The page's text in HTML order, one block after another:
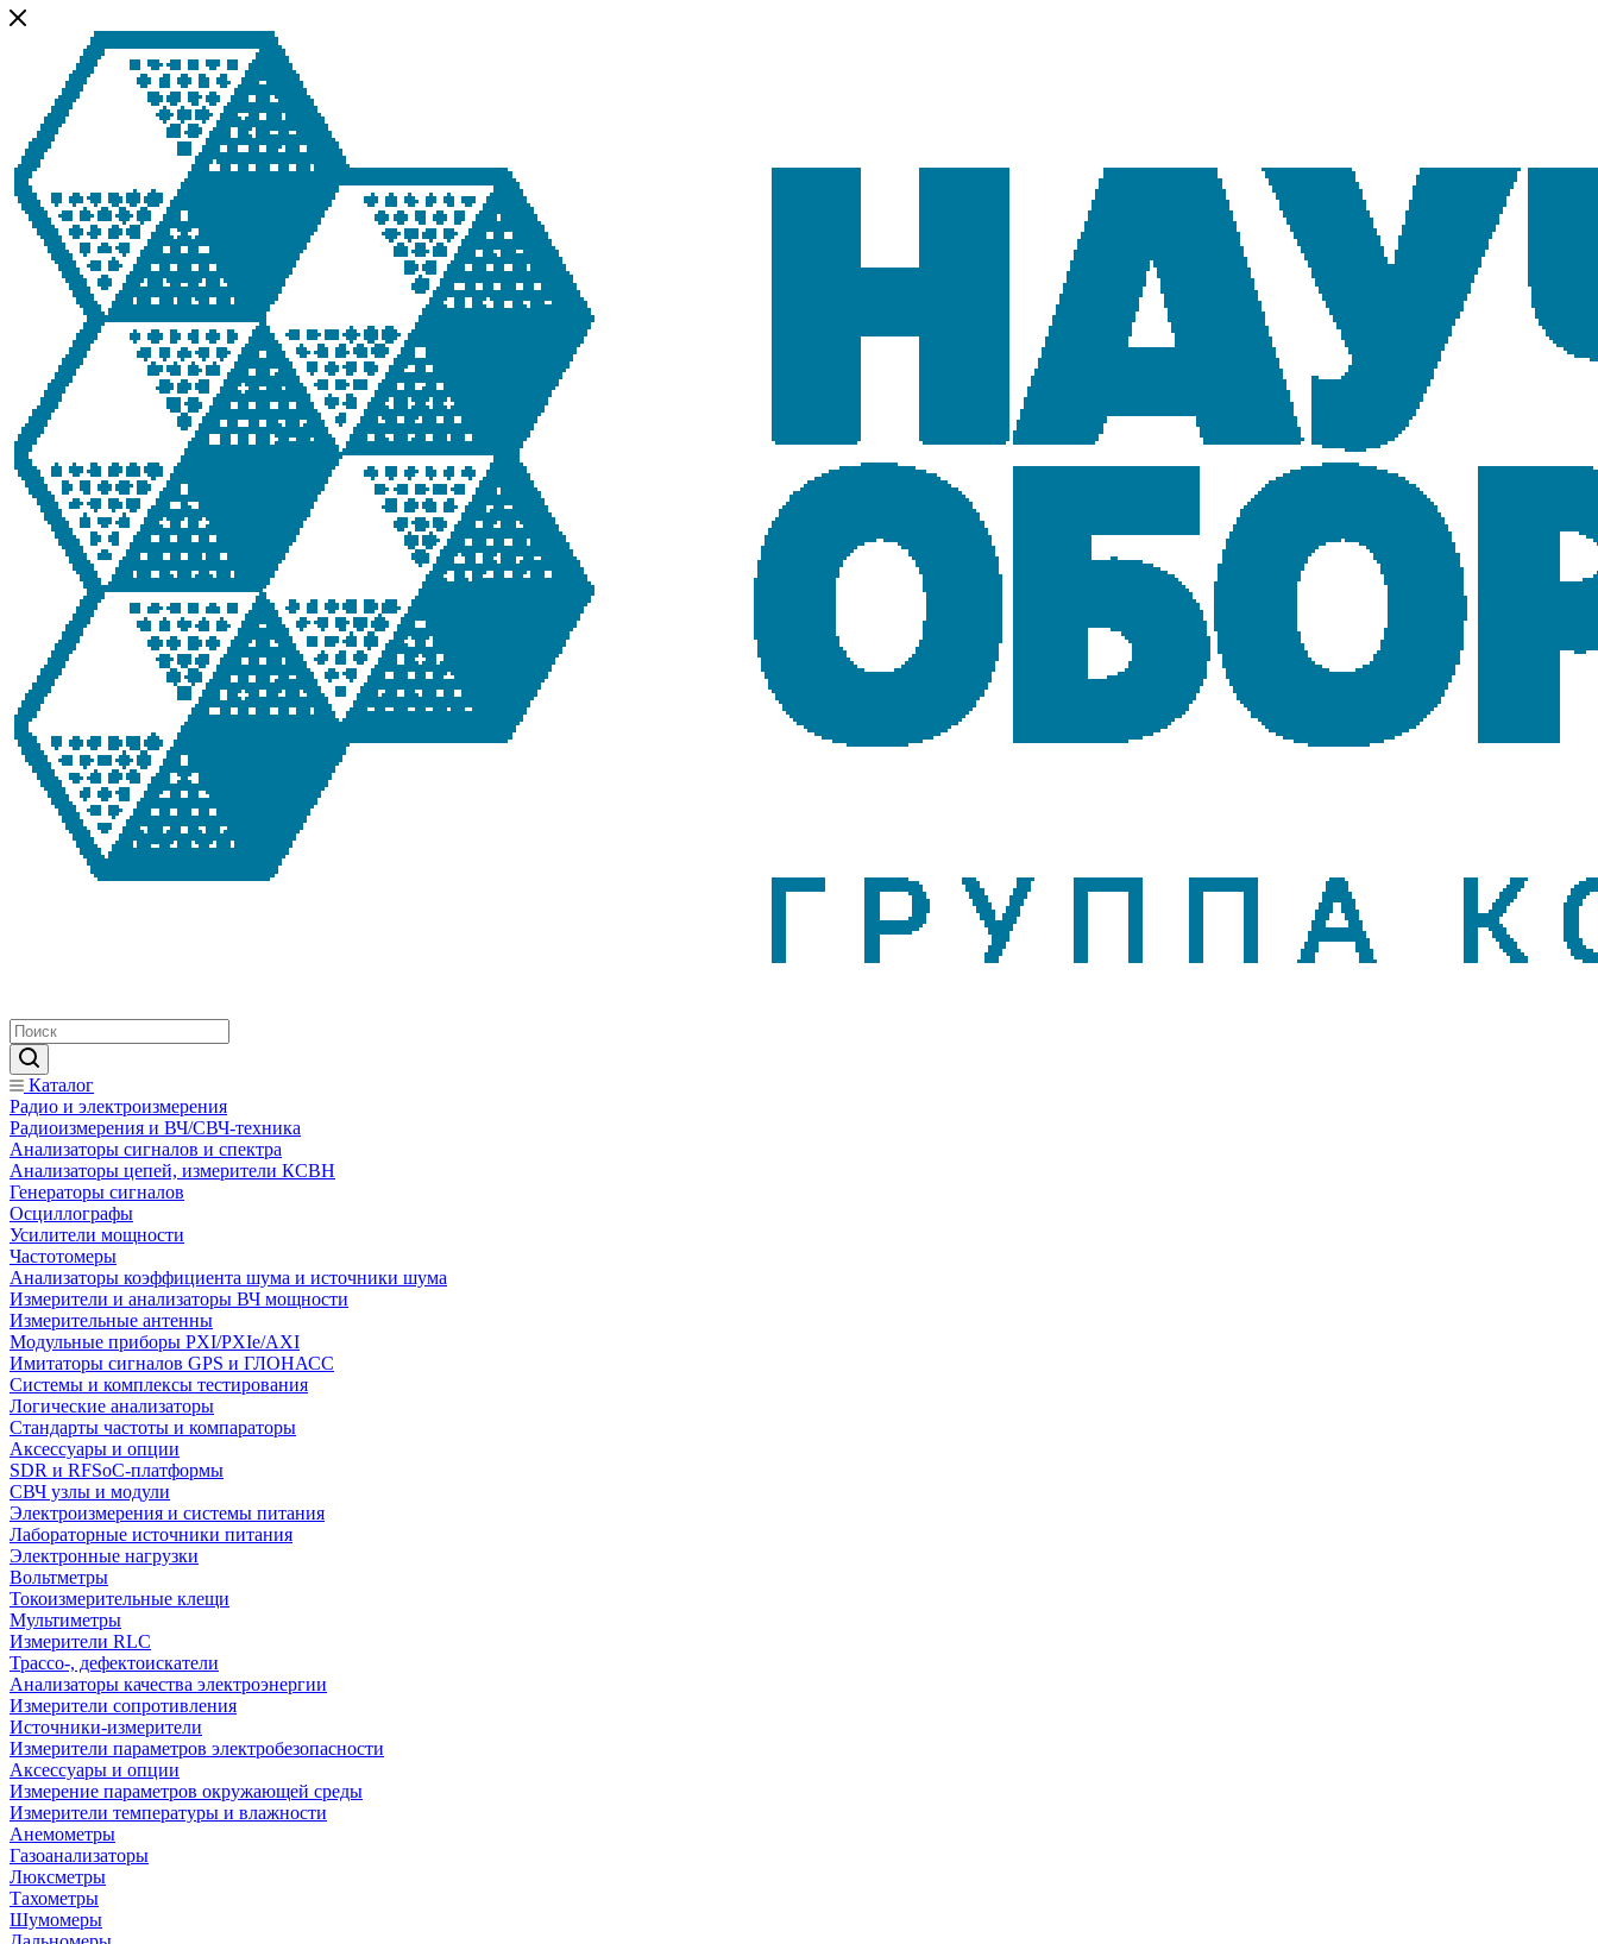
Каталог
Радио и электроизмерения
Радиоизмерения и ВЧ/СВЧ-техника
Анализаторы сигналов и спектра
Анализаторы цепей, измерители КСВН
Генераторы сигналов
Осциллографы
Усилители мощности
Частотомеры
Анализаторы коэффициента шума и источники шума
Измерители и анализаторы ВЧ мощности
Измерительные антенны
Модульные приборы PXI/PXIe/AXI
Имитаторы сигналов GPS и ГЛОНАСС
Системы и комплексы тестирования
Логические анализаторы
Стандарты частоты и компараторы
Аксессуары и опции
SDR и RFSoC‑платформы
СВЧ узлы и модули
Электроизмерения и системы питания
Лабораторные источники питания
Электронные нагрузки
Вольтметры
Токоизмерительные клещи
Мультиметры
Измерители RLC
Трассо-, дефектоискатели
Анализаторы качества электроэнергии
Измерители сопротивления
Источники-измерители
Измерители параметров электробезопасности
Аксессуары и опции
Измерение параметров окружающей среды
Измерители температуры и влажности
Анемометры
Газоанализаторы
Люксметры
Тахометры
Шумомеры